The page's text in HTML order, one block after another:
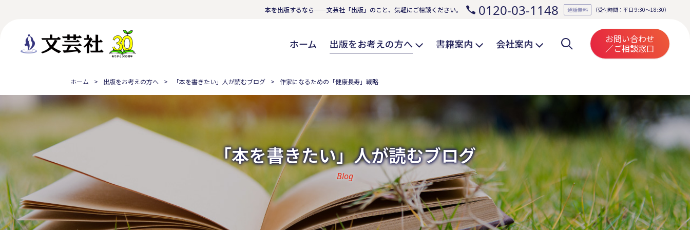
本を出版するなら──文芸社「出版」のこと、気軽にご相談ください。 0120-03-1148 通話無料 （受付時間：平日 9:30～18:30）
ホーム 出版をお考えの方へ 書籍案内 会社案内 お問い合わせ
／ご相談窓口
ホーム 出版をお考えの方へ 「本を書きたい」人が読むブログ 作家になるための「健康長寿」戦略
「本を書きたい」人が読むブログ
Blog